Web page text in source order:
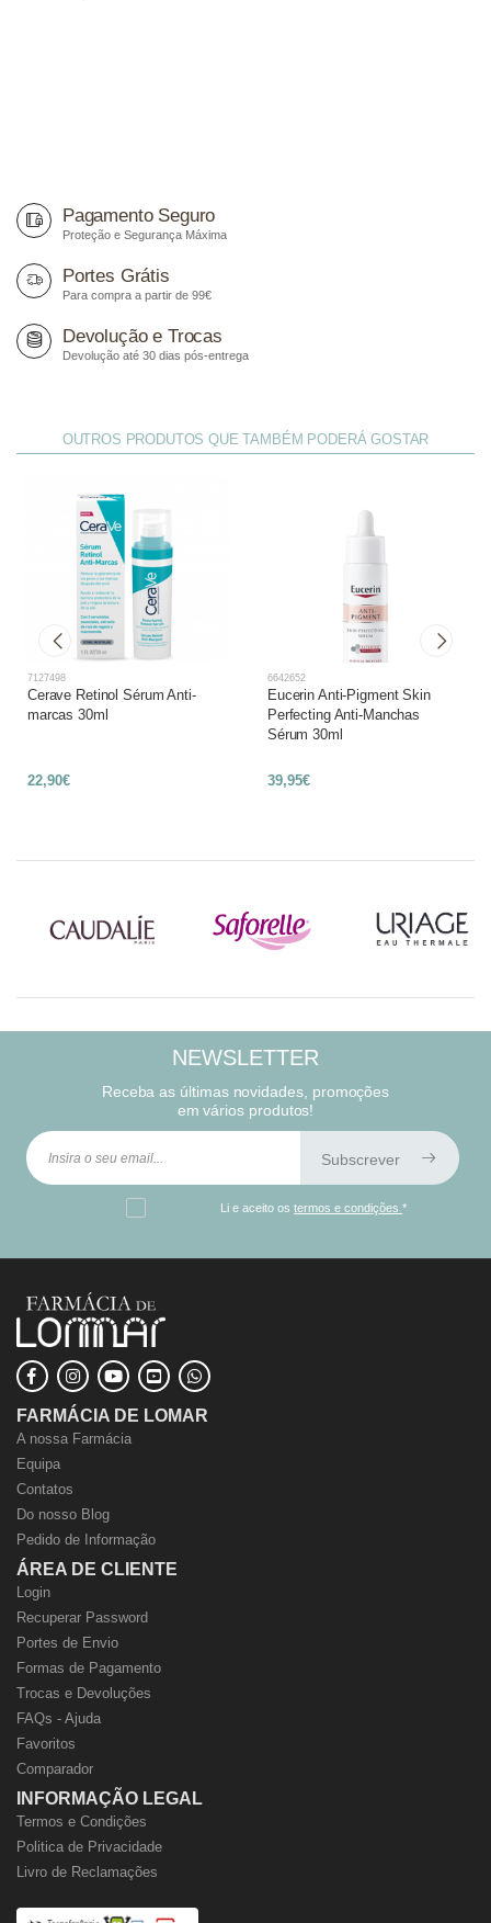
Pagamento Seguro
Proteção e Segurança Máxima
Portes Grátis
Para compra a partir de 99€
Devolução e Trocas
Devolução até 30 dias pós-entrega
OUTROS PRODUTOS QUE TAMBÉM PODERÁ GOSTAR
7127498
Cerave Retinol Sérum Anti-
marcas 30ml
22,90€
6642652
Eucerin Anti-Pigment Skin
Perfecting Anti-Manchas
Sérum 30ml
39,95€
NEWSLETTER
Receba as últimas novidades, promoções
em vários produtos!
Subscrever
Li e aceito ostermos e condições*
FARMÁCIA DE LOMAR
A nossa Farmácia
Equipa
Contatos
Do nosso Blog
Pedido de Informação
ÁREA DE CLIENTE
Login
Recuperar Password
Portes de Envio
Formas de Pagamento
Trocas e Devoluções
FAQs - Ajuda
Favoritos
Comparador
INFORMAÇÃO LEGAL
Termos e Condições
Politica de Privacidade
Livro de Reclamações